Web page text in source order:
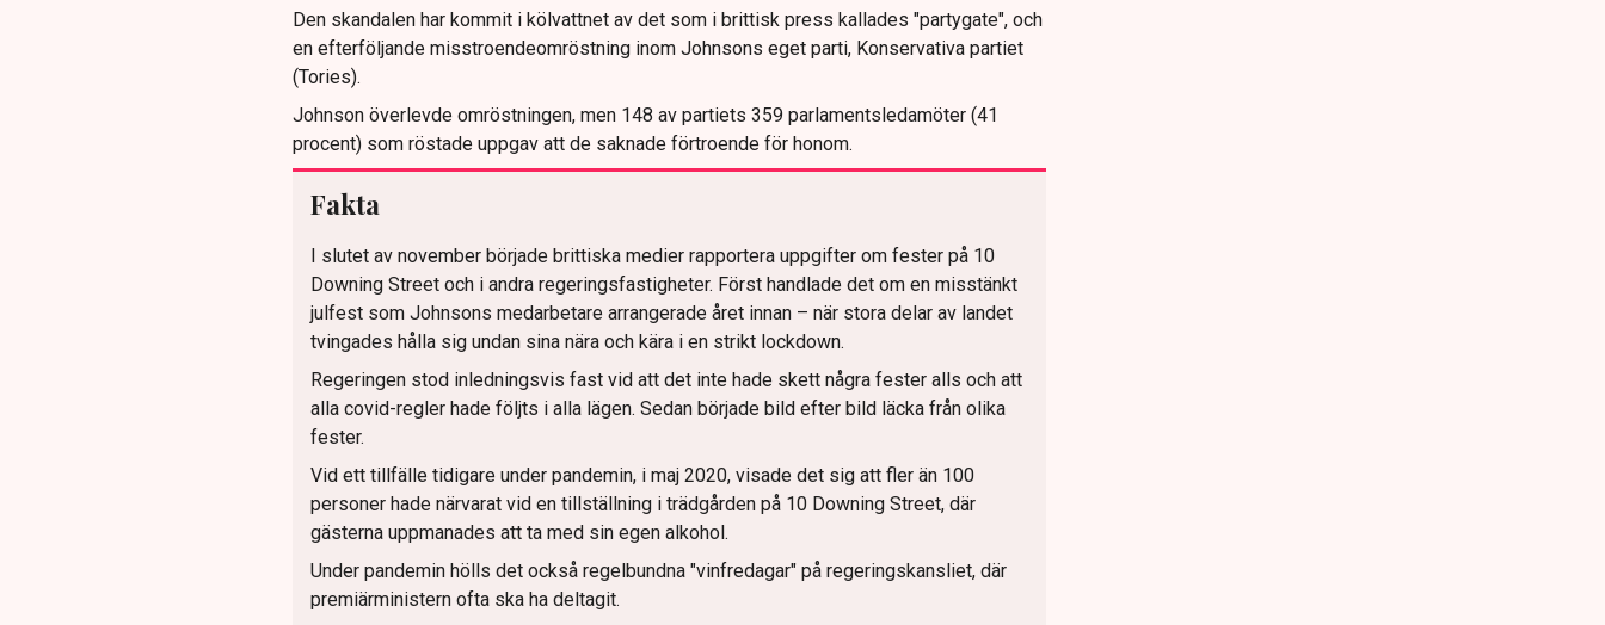
Den skandalen har kommit i kölvattnet av det som i brittisk press kallades "partygate", och
en efterföljande misstroendeomröstning inom Johnsons eget parti, Konservativa partiet
(Tories).
Johnson överlevde omröstningen, men 148 av partiets 359 parlamentsledamöter (41
procent) som röstade uppgav att de saknade förtroende för honom.
Fakta
I slutet av november började brittiska medier rapportera uppgifter om fester på 10
Downing Street och i andra regeringsfastigheter. Först handlade det om en misstänkt
julfest som Johnsons medarbetare arrangerade året innan – när stora delar av landet
tvingades hålla sig undan sina nära och kära i en strikt lockdown.
Regeringen stod inledningsvis fast vid att det inte hade skett några fester alls och att
alla covid-regler hade följts i alla lägen. Sedan började bild efter bild läcka från olika
fester.
Vid ett tillfälle tidigare under pandemin, i maj 2020, visade det sig att fler än 100
personer hade närvarat vid en tillställning i trädgården på 10 Downing Street, där
gästerna uppmanades att ta med sin egen alkohol.
Under pandemin hölls det också regelbundna "vinfredagar" på regeringskansliet, där
premiärministern ofta ska ha deltagit.